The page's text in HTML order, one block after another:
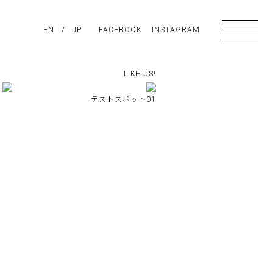
LIKE US!
LIKE US!
テストスポット01
EN / JP FACEBOOK INSTAGRAM
ABOUT US CONTACT